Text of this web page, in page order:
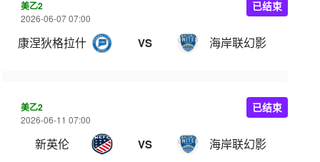
美乙2
2026-06-07 07:00
康涅狄格拉什 VS 海岸联幻影
已结束
美乙2
2026-06-11 07:00
新英伦 VS 海岸联幻影
已结束